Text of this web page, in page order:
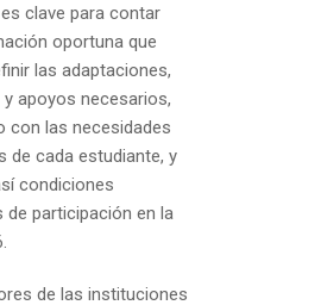
clave para contar
oportuna que
las adaptaciones,
apoyos necesarios,
con las necesidades
de cada estudiante, y
condiciones
de participación en la
de las instituciones